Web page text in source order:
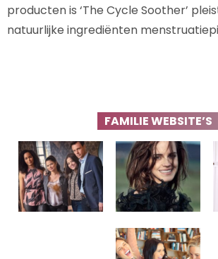
producten is ‘The Cycle Soother’
natuurlijke ingrediënten
FAMILIE WEBSITE’S